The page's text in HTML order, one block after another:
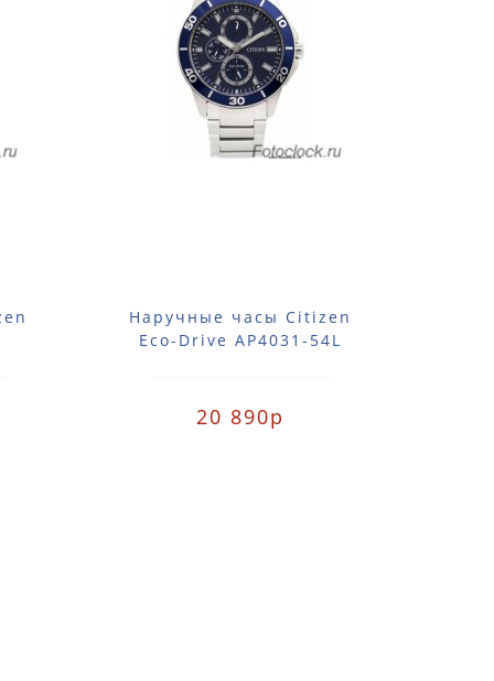
Наручные часы Citizen
Eco-Drive AP4031-54L
20 890р